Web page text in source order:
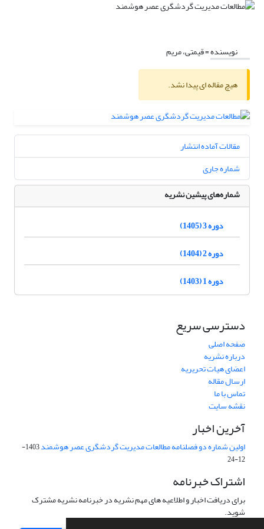
نویسنده =قیمتی، مریم
هیچ مقاله ای پیدا نشد.
مقالات آماده انتشار
شماره جاری
شماره‌های پیشین نشریه
دوره 3 (1405)
دوره 2 (1404)
دوره 1 (1403)
دسترسی سریع
صفحه اصلی
درباره نشریه
اعضای هیات تحریریه
ارسال مقاله
تماس با ما
نقشه سایت
آخرین اخبار
اولین شماره دو فصلنامه مطالعات مدیریت گردشگری عصر هوشمند
1403-
12-24
اشتراک خبرنامه
برای دریافت اخبار و اطلاعیه های مهم نشریه در خبرنامه نشریه مشترک
شوید.